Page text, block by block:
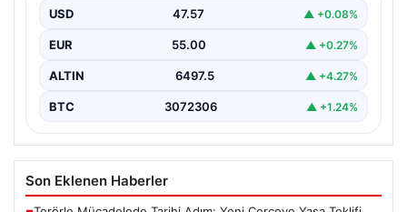
USD 47.57 ▲ +0.08%
EUR 55.00 ▲ +0.27%
ALTIN 6497.5 ▲ +4.27%
BTC 3072306 ▲ +1.24%
Son Eklenen Haberler